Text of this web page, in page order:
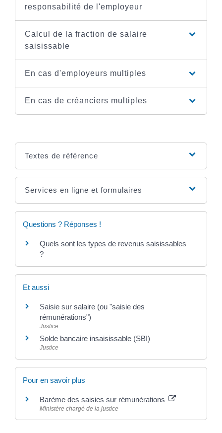
responsabilité de l'employeur
Calcul de la fraction de salaire
saisissable
En cas d'employeurs multiples
En cas de créanciers multiples
Textes de référence
Services en ligne et formulaires
Questions ? Réponses !
Quels sont les types de revenus saisissables
?
Et aussi
Saisie sur salaire (ou "saisie des
rémunérations")
Justice
Solde bancaire insaisissable (SBI)
Justice
Pour en savoir plus
Barème des saisies sur rémunérations
Ministère chargé de la justice